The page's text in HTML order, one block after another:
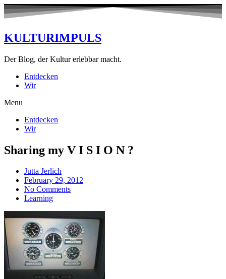
KULTURIMPULS
Der Blog, der Kultur erlebbar macht.
Entdecken
Wir
Menu
Entdecken
Wir
Sharing my V I S I O N ?
Jutta Jerlich
February 29, 2012
No Comments
Learning